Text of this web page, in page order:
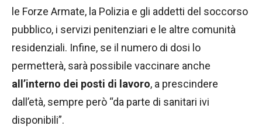
le Forze Armate, la Polizia e gli addetti del soccorso
pubblico, i servizi penitenziari e le altre comunità
residenziali. Infine, se il numero di dosi lo
permetterà, sarà possibile vaccinare anche
all’interno dei posti di lavoro, a prescindere
dall’età, sempre però “da parte di sanitari ivi
disponibili”.